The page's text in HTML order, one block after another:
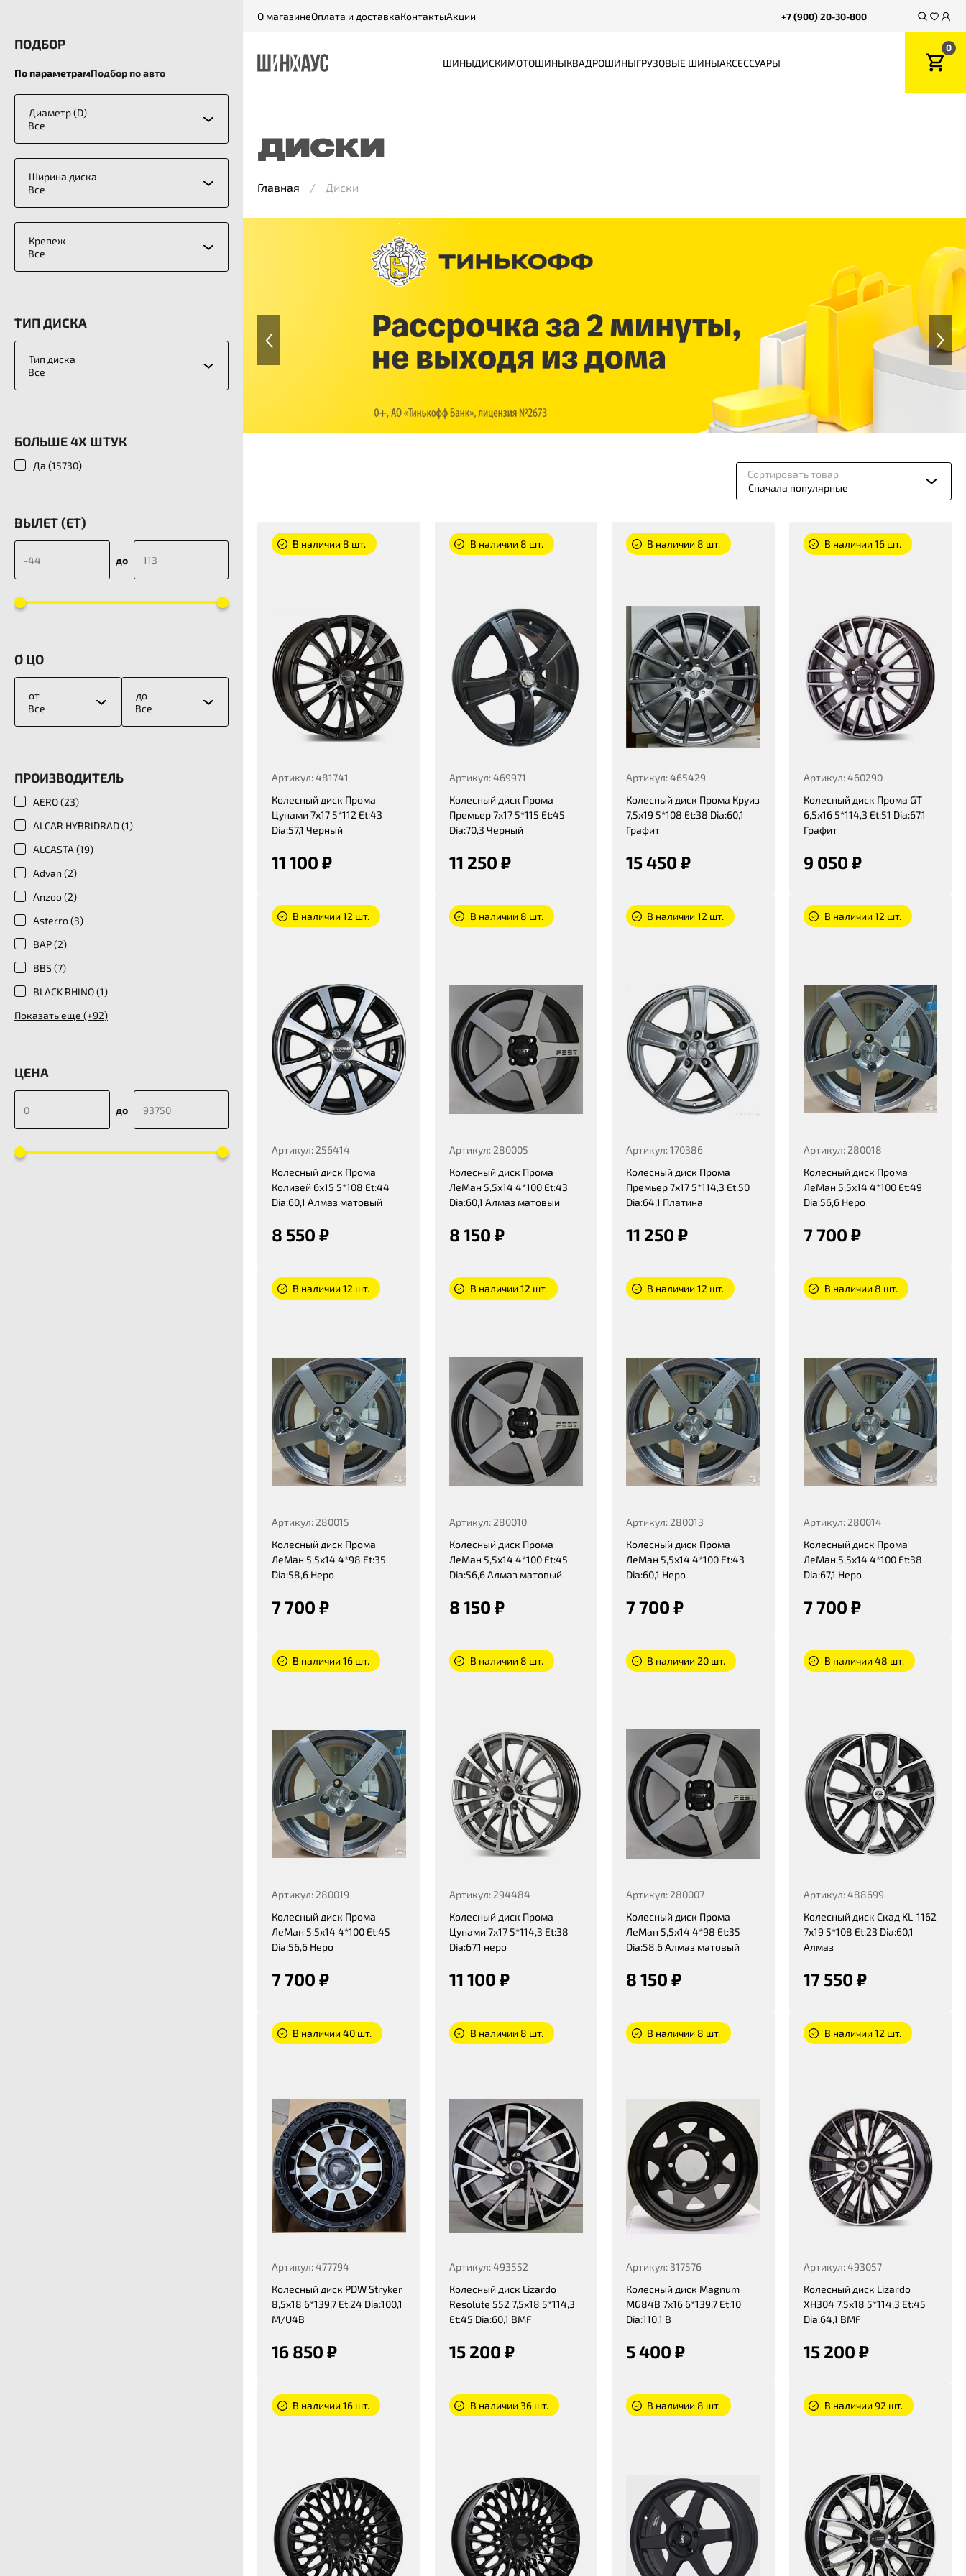
О магазинеОплата и доставкаКонтактыАкции +7 (900) 20-30-800
ШИНЫДИСКИМОТОШИНЫКВАДРОШИНЫГРУЗОВЫЕ ШИНЫАКСЕССУАРЫ
0
ДИСКИ
Главная Диски
ПОДБОР
По параметрамПодбор по авто
Все
Диаметр (D)
Все
Ширина диска
Все
Крепеж
ТИП ДИСКА
Все
Тип диска
БОЛЬШЕ 4Х ШТУК
Да (15730)
ВЫЛЕТ (ET)
до
Ø ЦО
Все
от
Все
до
ПРОИЗВОДИТЕЛЬ
AERO (23)
ALCAR HYBRIDRAD (1)
ALCASTA (19)
Advan (2)
Anzoo (2)
Asterro (3)
BAP (2)
BBS (7)
BLACK RHINO (1)
Показать еще (+92)
ЦЕНА
до
Сортировать товар
Сначала популярные
В наличии 8 шт.
Артикул: 481741
Колесный диск Прома
Цунами 7x17 5*112 Et:43
Dia:57,1 Черный
11 100 ₽
В наличии 8 шт.
Артикул: 469971
Колесный диск Прома
Премьер 7x17 5*115 Et:45
Dia:70,3 Черный
11 250 ₽
В наличии 8 шт.
Артикул: 465429
Колесный диск Прома Круиз
7,5x19 5*108 Et:38 Dia:60,1
Графит
15 450 ₽
В наличии 16 шт.
Артикул: 460290
Колесный диск Прома GT
6,5x16 5*114,3 Et:51 Dia:67,1
Графит
9 050 ₽
В наличии 12 шт.
Артикул: 256414
Колесный диск Прома
Колизей 6x15 5*108 Et:44
Dia:60,1 Алмаз матовый
8 550 ₽
В наличии 8 шт.
Артикул: 280005
Колесный диск Прома
ЛеМан 5,5x14 4*100 Et:43
Dia:60,1 Алмаз матовый
8 150 ₽
В наличии 12 шт.
Артикул: 170386
Колесный диск Прома
Премьер 7x17 5*114,3 Et:50
Dia:64,1 Платина
11 250 ₽
В наличии 12 шт.
Артикул: 280018
Колесный диск Прома
ЛеМан 5,5x14 4*100 Et:49
Dia:56,6 Неро
7 700 ₽
В наличии 12 шт.
Артикул: 280015
Колесный диск Прома
ЛеМан 5,5x14 4*98 Et:35
Dia:58,6 Неро
7 700 ₽
В наличии 12 шт.
Артикул: 280010
Колесный диск Прома
ЛеМан 5,5x14 4*100 Et:45
Dia:56,6 Алмаз матовый
8 150 ₽
В наличии 12 шт.
Артикул: 280013
Колесный диск Прома
ЛеМан 5,5x14 4*100 Et:43
Dia:60,1 Неро
7 700 ₽
В наличии 8 шт.
Артикул: 280014
Колесный диск Прома
ЛеМан 5,5x14 4*100 Et:38
Dia:67,1 Неро
7 700 ₽
В наличии 16 шт.
Артикул: 280019
Колесный диск Прома
ЛеМан 5,5x14 4*100 Et:45
Dia:56,6 Неро
7 700 ₽
В наличии 8 шт.
Артикул: 294484
Колесный диск Прома
Цунами 7x17 5*114,3 Et:38
Dia:67,1 неро
11 100 ₽
В наличии 20 шт.
Артикул: 280007
Колесный диск Прома
ЛеМан 5,5x14 4*98 Et:35
Dia:58,6 Алмаз матовый
8 150 ₽
В наличии 48 шт.
Артикул: 488699
Колесный диск Скад KL-1162
7x19 5*108 Et:23 Dia:60,1
Алмаз
17 550 ₽
В наличии 40 шт.
Артикул: 477794
Колесный диск PDW Stryker
8,5x18 6*139,7 Et:24 Dia:100,1
M/U4B
16 850 ₽
В наличии 8 шт.
Артикул: 493552
Колесный диск Lizardo
Resolute 552 7,5x18 5*114,3
Et:45 Dia:60,1 BMF
15 200 ₽
В наличии 8 шт.
Артикул: 317576
Колесный диск Magnum
MG84B 7x16 6*139,7 Et:10
Dia:110,1 B
5 400 ₽
В наличии 12 шт.
Артикул: 493057
Колесный диск Lizardo
XH304 7,5x18 5*114,3 Et:45
Dia:64,1 BMF
15 200 ₽
В наличии 16 шт. В наличии 36 шт. В наличии 8 шт. В наличии 92 шт.